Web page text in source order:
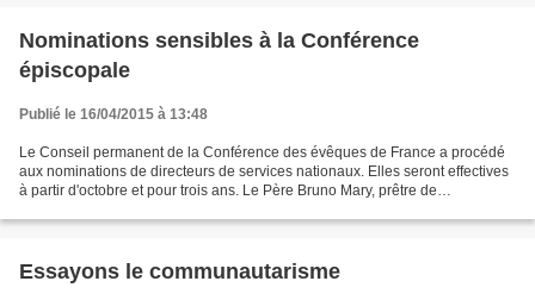
Nominations sensibles à la Conférence
épiscopale
Publié le 16/04/2015 à 13:48
Le Conseil permanent de la Conférence des évêques de France a procédé
aux nominations de directeurs de services nationaux. Elles seront effectives
à partir d'octobre et pour trois ans. Le Père Bruno Mary, prêtre de
Essayons le communautarisme